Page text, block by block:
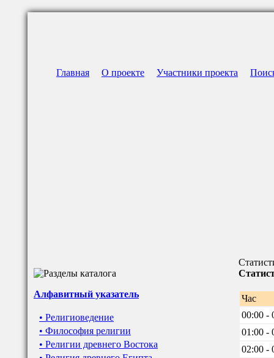
Главная О проекте Участники проекта
Алфавитный указатель
• Религиоведение
• Философия религии
• Религии древнего Востока
Час
00:00 -
01:00 -
02:00 -